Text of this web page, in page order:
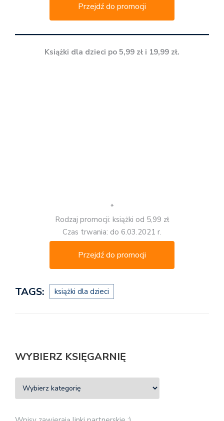
Przejdź do promocji
Książki dla dzieci po 5,99 zł i 19,99 zł.
*
Rodzaj promocji: książki od 5,99 zł
Czas trwania: do 6.03.2021 r.
Przejdź do promocji
TAGS: książki dla dzieci
WYBIERZ KSIĘGARNIĘ